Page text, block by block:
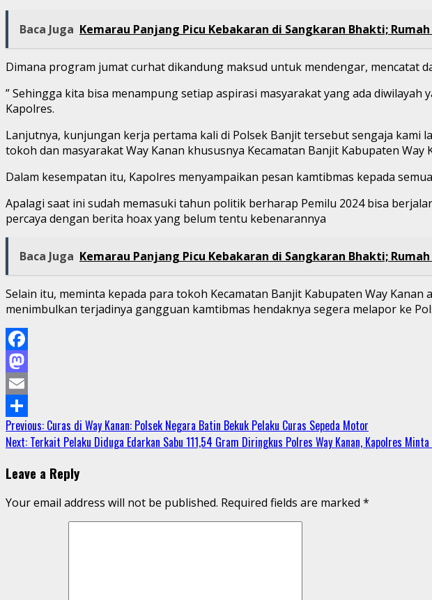
Baca Juga Kemarau Panjang Picu Kebakaran di Sangkaran Bhakti;
Dimana program jumat curhat dikandung maksud untuk mendengar, mencatat
” Sehingga kita bisa menampung setiap aspirasi masyarakat yang ada
Kapolres.
Lanjutnya, kunjungan kerja pertama kali di Polsek Banjit tersebut sengaja
tokoh dan masyarakat Way Kanan khususnya Kecamatan Banjit Kabupaten Way
Dalam kesempatan itu, Kapolres menyampaikan pesan kamtibmas kepada
Apalagi saat ini sudah memasuki tahun politik berharap Pemilu 2024 bisa
percaya dengan berita hoax yang belum tentu kebenarannya
Baca Juga Kemarau Panjang Picu Kebakaran di Sangkaran Bhakti;
Selain itu, meminta kepada para tokoh Kecamatan Banjit Kabupaten Way
menimbulkan terjadinya gangguan kamtibmas hendaknya segera melapor ke
Facebook
Mastodon
Email
Share
Continue
Reading
Previous: Curas di Way Kanan: Polsek Negara Batin Bekuk Pelaku Curas Sepeda Motor
Next: Terkait Pelaku Diduga Edarkan Sabu 111,54 Gram Diringkus Polres Way Kanan, Kapolres
Leave a Reply
Your email address will not be published. Required fields are marked *